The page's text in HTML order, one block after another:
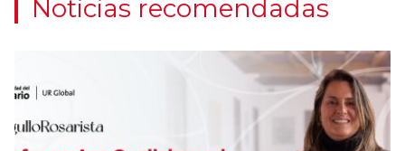
Noticias recomendadas